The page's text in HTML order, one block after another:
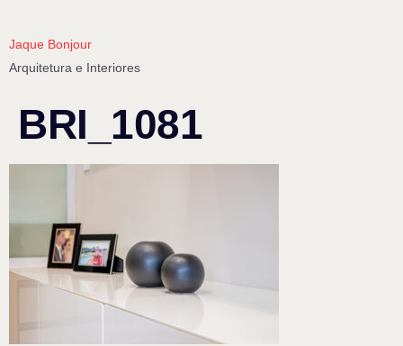
Jaque Bonjour
Arquitetura e Interiores
BRI_1081